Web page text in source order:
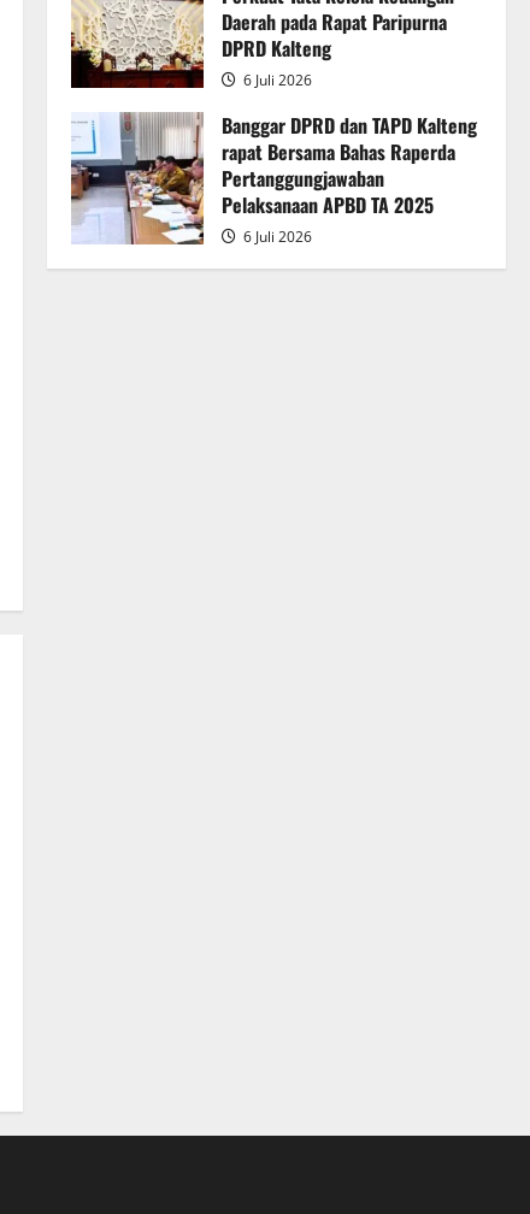
Daerah pada Rapat Paripurna
DPRD Kalteng
6 Juli 2026
Banggar DPRD dan TAPD Kalteng
rapat Bersama Bahas Raperda
Pertanggungjawaban
Pelaksanaan APBD TA 2025
6 Juli 2026